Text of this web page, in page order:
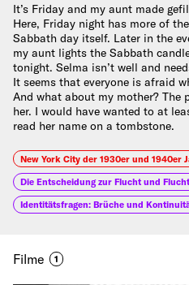
It’s Friday and my aunt made
Here, Friday night has more of
Sabbath day itself. Later in the
my aunt lights the Sabbath
tonight. Selma isn’t well and
It seems that everyone is afraid
And what about my mother? The
her. I would have wanted to at
read her name on a tombstone.
New York City der 1930er und 1940er
Die Entscheidung zur Flucht und
Identitätsfragen: Brüche und
Filme 1